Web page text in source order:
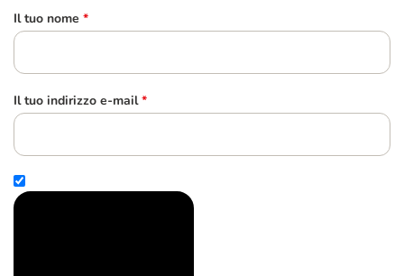
Il tuo nome *
Il tuo indirizzo e-mail *